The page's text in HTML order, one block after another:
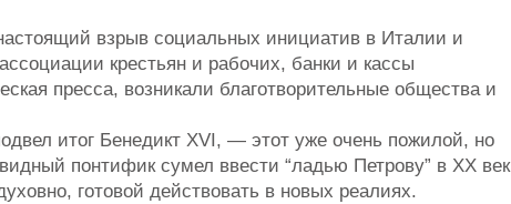
взрыв социальных инициатив в Италии и
крестьян и рабочих, банки и кассы
пресса, возникали благотворительные общества и
итог Бенедикт XVI, — этот уже очень пожилой, но
понтифик сумел ввести “ладью Петрову” в XX век
готовой действовать в новых реалиях.